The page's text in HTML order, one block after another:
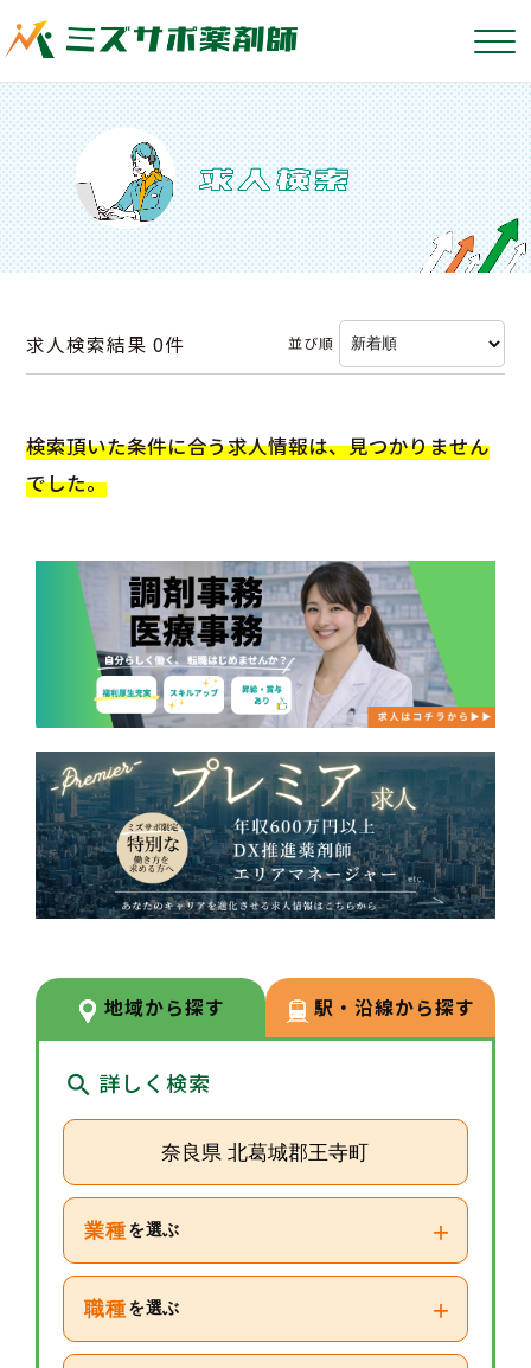
求人検索結果0件 並び順
検索頂いた条件に合う求人情報は、見つかりません
でした。
地域から探す 駅・沿線から探す
詳しく検索
奈良県 北葛城郡王寺町
業種 を選ぶ +
職種 を選ぶ +